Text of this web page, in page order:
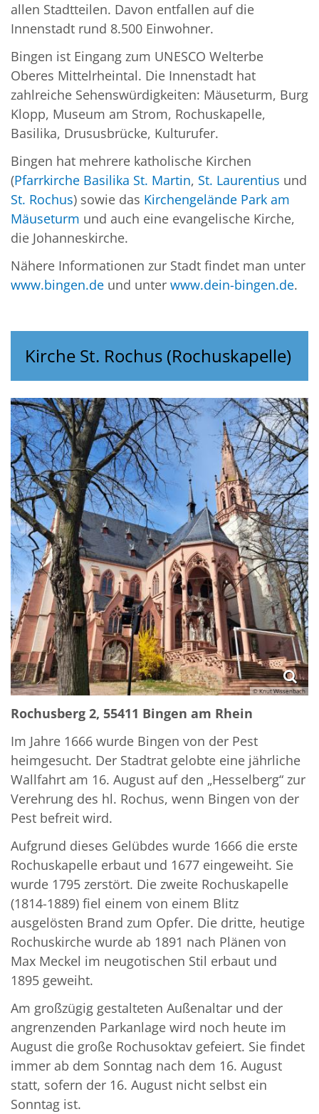
allen Stadtteilen. Davon entfallen auf die
Innenstadt rund 8.500 Einwohner.
Bingen ist Eingang zum UNESCO Welterbe
Oberes Mittelrheintal. Die Innenstadt hat
zahlreiche Sehenswürdigkeiten: Mäuseturm, Burg
Klopp, Museum am Strom, Rochuskapelle,
Basilika, Drususbrücke, Kulturufer.
Bingen hat mehrere katholische Kirchen
(Pfarrkirche Basilika St. Martin, St. Laurentius und
St. Rochus) sowie das Kirchengelände Park am
Mäuseturm und auch eine evangelische Kirche,
die Johanneskirche.
Nähere Informationen zur Stadt findet man unter
www.bingen.de und unter www.dein-bingen.de.
Kirche St. Rochus (Rochuskapelle)
© Knut Wissenbach
Rochusberg 2, 55411 Bingen am Rhein
Im Jahre 1666 wurde Bingen von der Pest
heimgesucht. Der Stadtrat gelobte eine jährliche
Wallfahrt am 16. August auf den „Hesselberg“ zur
Verehrung des hl. Rochus, wenn Bingen von der
Pest befreit wird.
Aufgrund dieses Gelübdes wurde 1666 die erste
Rochuskapelle erbaut und 1677 eingeweiht. Sie
wurde 1795 zerstört. Die zweite Rochuskapelle
(1814-1889) fiel einem von einem Blitz
ausgelösten Brand zum Opfer. Die dritte, heutige
Rochuskirche wurde ab 1891 nach Plänen von
Max Meckel im neugotischen Stil erbaut und
1895 geweiht.
Am großzügig gestalteten Außenaltar und der
angrenzenden Parkanlage wird noch heute im
August die große Rochusoktav gefeiert. Sie findet
immer ab dem Sonntag nach dem 16. August
statt, sofern der 16. August nicht selbst ein
Sonntag ist.